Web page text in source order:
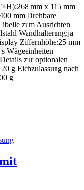
mm x 115 mm
mm Drehbare
zum Ausrichten
Wandhalterung:ja
Ziffernhöhe:25 mm
Wägeeinheiten
zur optionalen
g Eichzulassung nach
g